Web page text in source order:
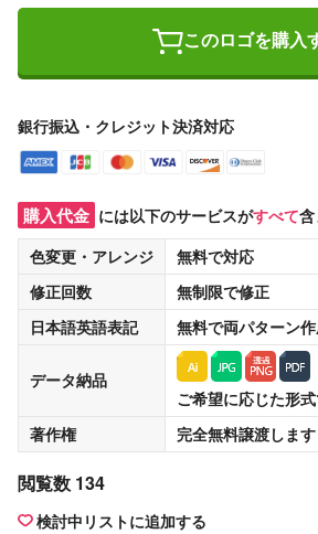
このロゴを購入
銀行振込・クレジット決済対応
購入代金 には以下のサービスがすべて
色変更・アレンジ
無料で対応
修正回数
無制限で修正
日本語英語表記
無料で両パターン
データ納品
ご希望に応じた形
著作権
完全無料譲渡します
閲覧数 134
検討中リストに追加する